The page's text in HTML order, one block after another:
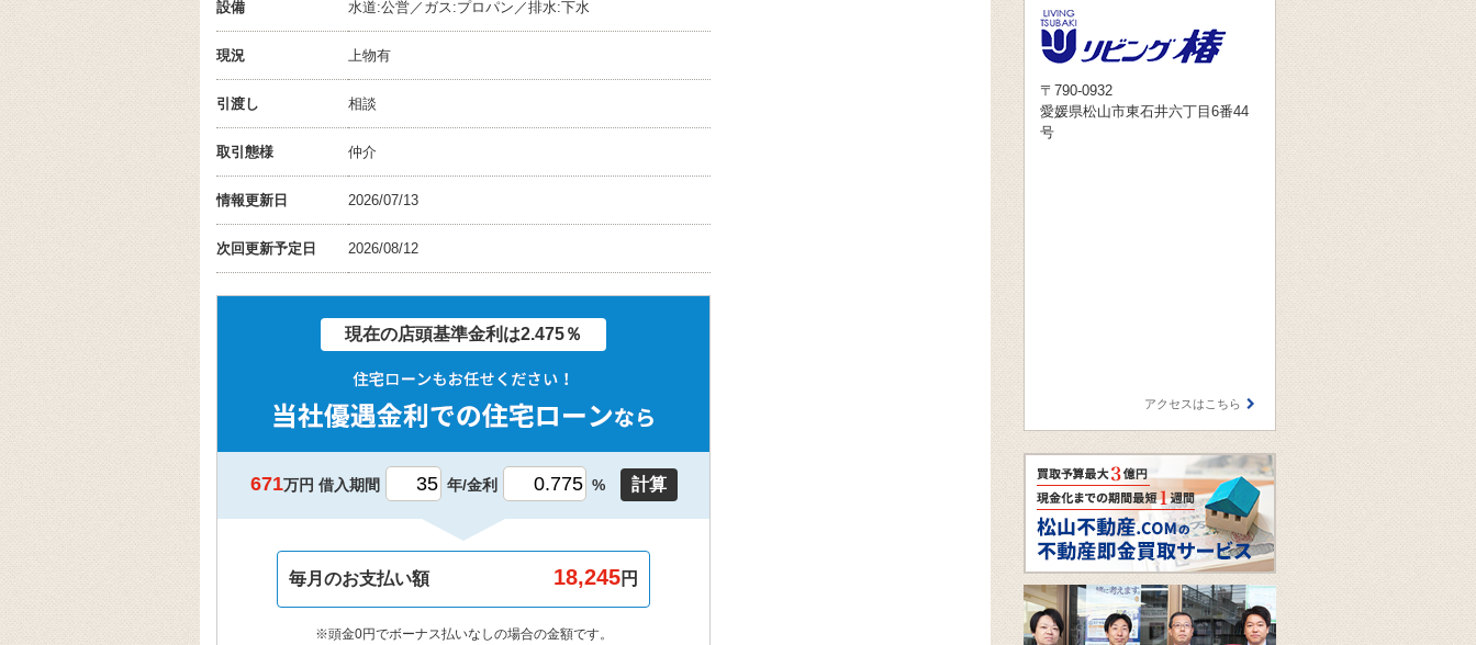
設備 水道:公営／ガス:プロパン／排水:下水
現況 上物有
引渡し 相談
取引態様 仲介
情報更新日 2026/07/13
次回更新予定日 2026/08/12
現在の店頭基準金利は2.475％
671万円 借入期間 年/金利 % 計算
毎月のお支払い額 円
※頭金0円でボーナス払いなしの場合の金額です。
〒790-0932
愛媛県松山市東石井六丁目6番44
号
アクセスはこちら